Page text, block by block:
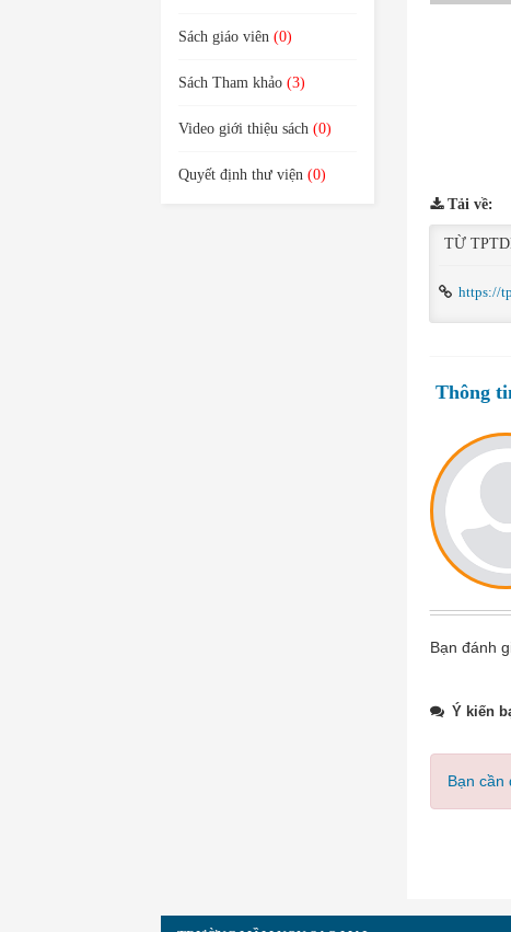
Tải về:
TỪ
https://
Thông
Bạn đánh
Ý kiến
Bạn cần
Sách giáo viên (0)
Sách Tham khảo (3)
Video giới thiệu sách (0)
Quyết định thư viện (0)